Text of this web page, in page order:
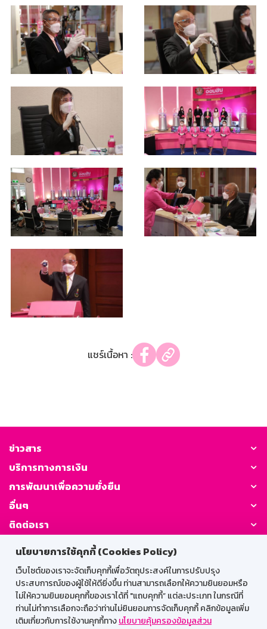
นโยบายการใช้คุกกี้ (Cookies Policy)
เว็บไซต์ของเราจะจัดเก็บคุกกี้เพื่อวัตถุประสงค์ในการปรับปรุง
ประสบการณ์ของผู้ใช้ให้ดียิ่งขึ้น ท่านสามารถเลือกให้ความยินยอมหรือ
ไม่ให้ความยินยอมคุกกี้ของเราได้ที่ "แถบคุกกี้” แต่ละประเภท ในกรณีที่
ท่านไม่ทำการเลือกจะถือว่าท่านไม่ยินยอมการจัดเก็บคุกกี้ คลิกข้อมูลเพิ่ม
เติมเกี่ยวกับการใช้งานคุกกี้ทางนโยบายคุ้มครองข้อมูลส่วน
แชร์เนื้อหา :
ข่าวสาร
บริการทางการเงิน
การพัฒนาเพื่อความยั่งยืน
อื่นๆ
ติดต่อเรา
GSB Society:
สำหรับพนักงาน